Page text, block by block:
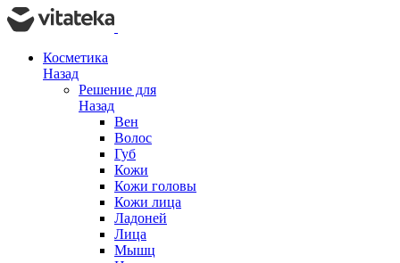
Косметика
Назад
Решение для
Назад
Вен
Волос
Губ
Кожи
Кожи головы
Кожи лица
Ладоней
Лица
Мышц